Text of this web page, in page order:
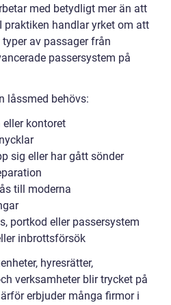
med betydligt mer än att
praktiken handlar yrket om att
av passager från
passersystem på
låssmed behövs:
kontoret
sig eller har gått sönder
till moderna
portkod eller passersystem
inbrottsförsök
hyresrätter,
verksamheter blir trycket på
erbjuder många firmor i